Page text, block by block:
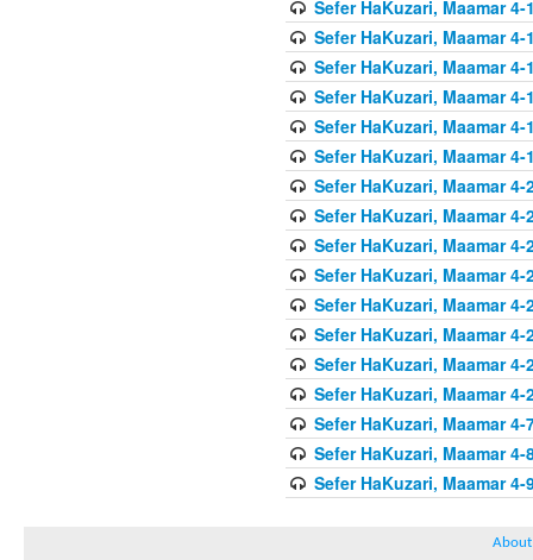
Sefer HaKuzari, Maamar 4-
Sefer HaKuzari, Maamar 4-
Sefer HaKuzari, Maamar 4-
Sefer HaKuzari, Maamar 4-
Sefer HaKuzari, Maamar 4-
Sefer HaKuzari, Maamar 4-
Sefer HaKuzari, Maamar 4-
Sefer HaKuzari, Maamar 4-
Sefer HaKuzari, Maamar 4-
Sefer HaKuzari, Maamar 4-
Sefer HaKuzari, Maamar 4-
Sefer HaKuzari, Maamar 4-
Sefer HaKuzari, Maamar 4-
Sefer HaKuzari, Maamar 4-
Sefer HaKuzari, Maamar 4-
Sefer HaKuzari, Maamar 4-
Sefer HaKuzari, Maamar 4-
About